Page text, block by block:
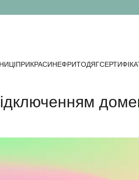
ПРИКРАСИНЕФРИТОДЯГ